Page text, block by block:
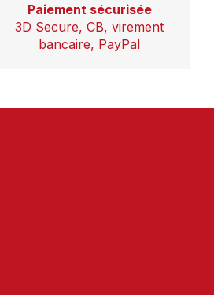
Paiement sécurisée
3D Secure, CB, virement
bancaire, PayPal